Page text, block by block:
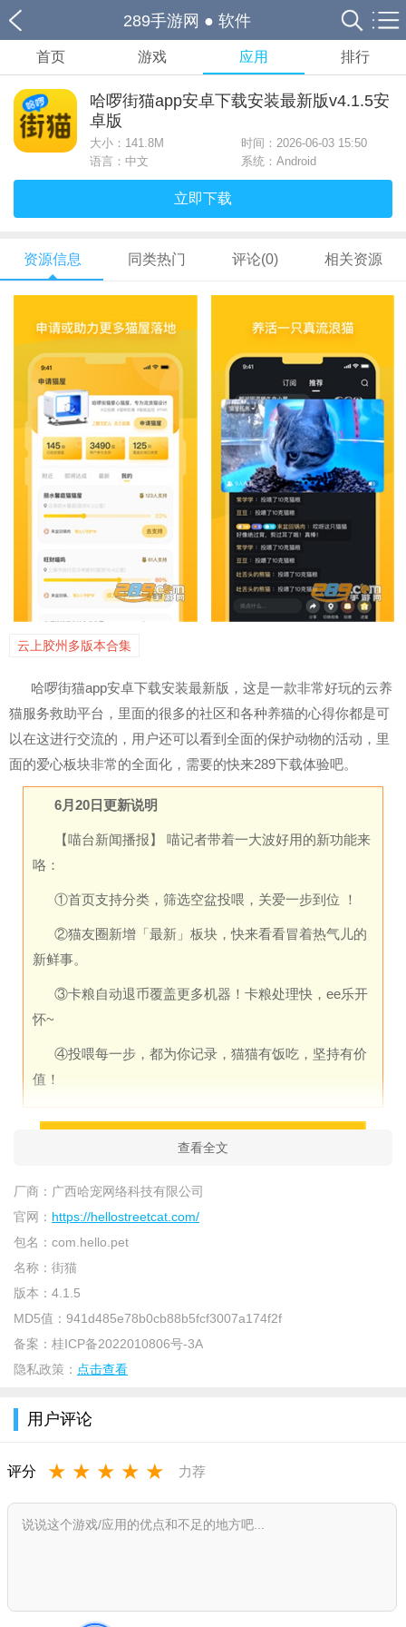
289手游网 ● 软件
首页 游戏 应用 排行
哈啰街猫app安卓下载安装最新版v4.1.5安
卓版
大小： 141.8M
时间：2026-06-03 15:50
语言：中文
系统：Android
立即下载
资源信息 同类热门 评论(0) 相关资源
云上胶州多版本合集
哈啰街猫app安卓下载安装最新版，这是一款非常好玩的云养
猫服务救助平台，里面的很多的社区和各种养猫的心得你都是可
以在这进行交流的，用户还可以看到全面的保护动物的活动，里
面的爱心板块非常的全面化，需要的快来289下载体验吧。
6月20日更新说明
【喵台新闻播报】 喵记者带着一大波好用的新功能来
咯：
①首页支持分类，筛选空盆投喂，关爱一步到位 ！
②猫友圈新增「最新」板块，快来看看冒着热气儿的
新鲜事。
③卡粮自动退币覆盖更多机器！卡粮处理快，ee乐开
怀~
④投喂每一步，都为你记录，猫猫有饭吃，坚持有价
值！
查看全文
厂商： 广西哈宠网络科技有限公司
官网： https://hellostreetcat.com/
包名： com.hello.pet
名称： 街猫
版本： 4.1.5
MD5值： 941d485e78b0cb88b5fcf3007a174f2f
备案： 桂ICP备2022010806号-3A
隐私政策： 点击查看
用户评论
评分 ★ ★ ★ ★ ★ 力荐